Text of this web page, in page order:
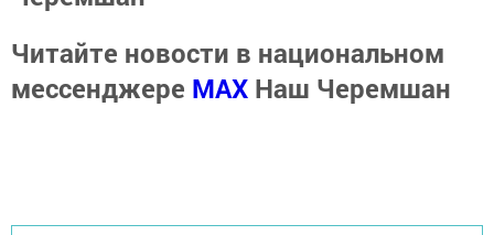
Читайте новости в национальном
мессенджере MАХ Наш Черемшан